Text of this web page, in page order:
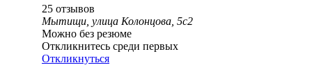
25 отзывов
Мытищи, улица Колонцова, 5с2
Можно без резюме
Откликнитесь среди первых
Откликнуться